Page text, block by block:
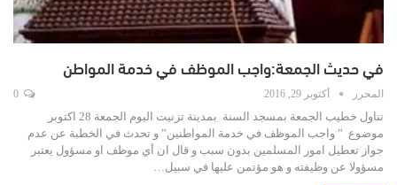
في حديث الجمعة:واجب الموظف في خدمة المواطن
المحرر أكتوبر 29, 2016
تناول خطيب الجمعة بمسجد السنة بمدينة تزنيت اليوم الجمعة 28 اكتوبر
موضوع ” واجب الموظف في خدمة المواطنين” و تحدث في الخطبة عن عدم
جواز تعطيل امور المسلمين بدون سبب و قال ان أي موظف او مسؤول يعتبر
مسؤولا عن وظيفته و هو مؤتمن عليها في سبيل…